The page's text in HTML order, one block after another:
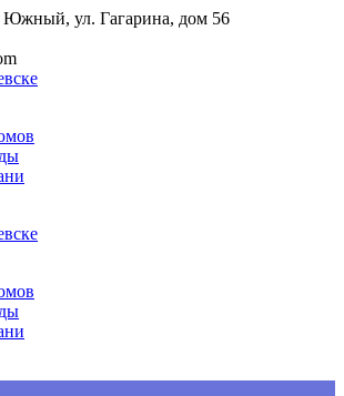
Южный, ул. Гагарина, дом 56